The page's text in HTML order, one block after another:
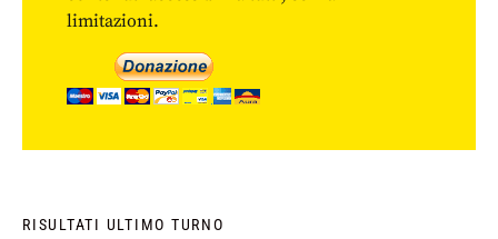
limitazioni.
RISULTATI ULTIMO TURNO